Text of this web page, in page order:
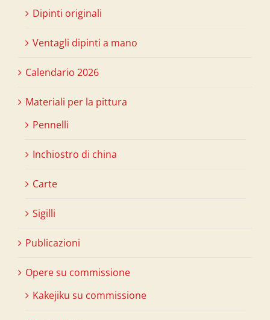
Dipinti originali
Ventagli dipinti a mano
Calendario 2026
Materiali per la pittura
Pennelli
Inchiostro di china
Carte
Sigilli
Publicazioni
Opere su commissione
Kakejiku su commissione